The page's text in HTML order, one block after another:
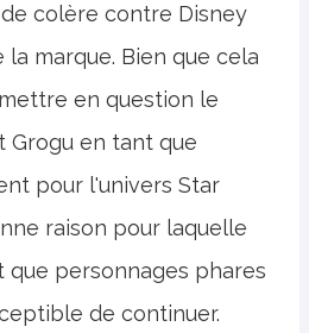
colère contre Disney
marque. Bien que cela
en question le
Grogu en tant que
pour l'univers Star
raison pour laquelle
que personnages phares
de continuer.